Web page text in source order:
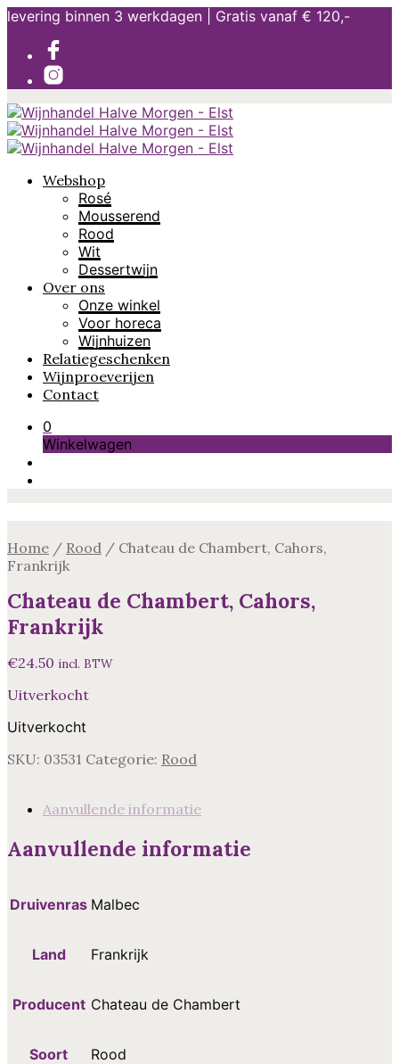
levering binnen 3 werkdagen | Gratis vanaf € 120,-
Webshop
Rosé
Mousserend
Rood
Wit
Dessertwijn
Over ons
Onze winkel
Voor horeca
Wijnhuizen
Relatiegeschenken
Wijnproeverijen
Contact
0
Winkelwagen
Home / Rood / Chateau de Chambert, Cahors,
Frankrijk
Chateau de Chambert, Cahors,
Frankrijk
€24.50 incl. BTW
Uitverkocht
Uitverkocht
SKU: 03531 Categorie: Rood
Aanvullende informatie
Aanvullende informatie
Druivenras Malbec
Land Frankrijk
Producent Chateau de Chambert
Soort Rood